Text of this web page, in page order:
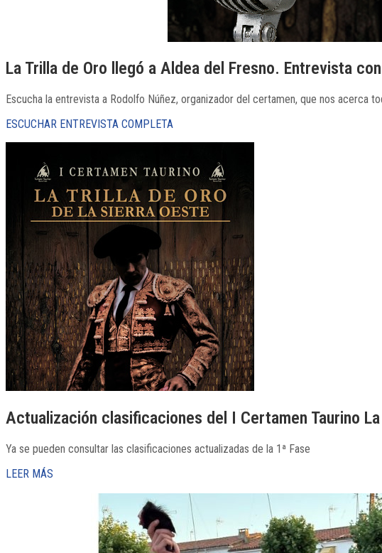
La Trilla de Oro llegó a Aldea del Fresno. Entrevista
Escucha la entrevista a Rodolfo Núñez, organizador del certamen, que nos acerca
ESCUCHAR ENTREVISTA COMPLETA
Actualización clasificaciones del I Certamen Taurino
Ya se pueden consultar las clasificaciones actualizadas de la 1ª Fase
LEER MÁS